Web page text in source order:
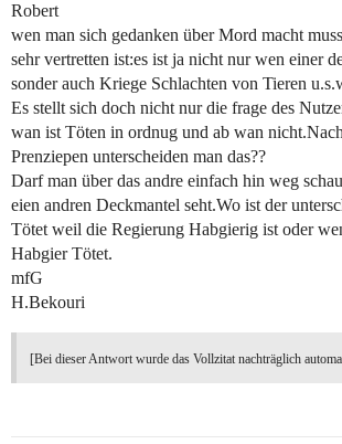
Robert
wen man sich gedanken über Mord macht
sehr vertretten ist:es ist ja nicht nur wen einer
sonder auch Kriege Schlachten von Tieren
Es stellt sich doch nicht nur die frage des
wan ist Töten in ordnug und ab wan
Prenziepen unterscheiden man das??
Darf man über das andre einfach hin weg
eien andren Deckmantel seht.Wo ist der
Tötet weil die Regierung Habgierig ist oder
Habgier Tötet.
mfG
H.Bekouri
[Bei dieser Antwort wurde das Vollzitat nachträglich